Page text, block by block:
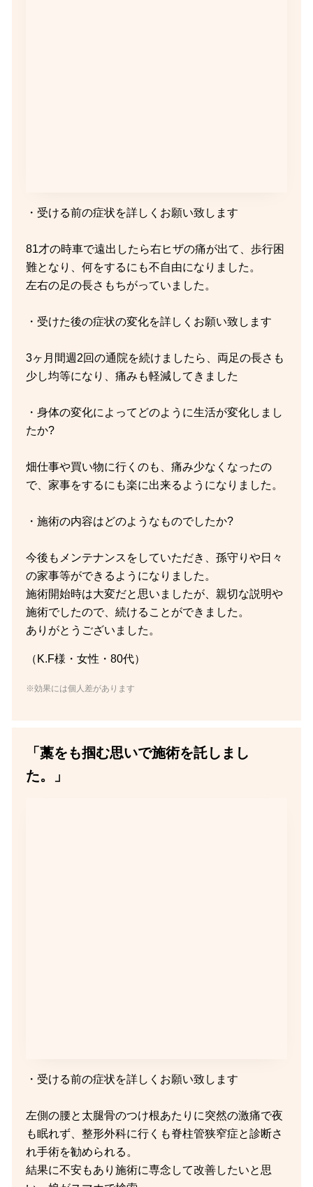
・受ける前の症状を詳しくお願い致します
81才の時車で遠出したら右ヒザの痛が出て、歩行困
難となり、何をするにも不自由になりました。
左右の足の長さもちがっていました。
・受けた後の症状の変化を詳しくお願い致します
3ヶ月間週2回の通院を続けましたら、両足の長さも
少し均等になり、痛みも軽減してきました
・身体の変化によってどのように生活が変化しまし
たか?
畑仕事や買い物に行くのも、痛み少なくなったの
で、家事をするにも楽に出来るようになりました。
・施術の内容はどのようなものでしたか?
今後もメンテナンスをしていただき、孫守りや日々
の家事等ができるようになりました。
施術開始時は大変だと思いましたが、親切な説明や
施術でしたので、続けることができました。
ありがとうございました。
（K.F様・女性・80代）
※効果には個人差があります
「藁をも掴む思いで施術を託しまし
た。」
・受ける前の症状を詳しくお願い致します
左側の腰と太腿骨のつけ根あたりに突然の激痛で夜
も眠れず、整形外科に行くも脊柱管狭窄症と診断さ
れ手術を勧められる。
結果に不安もあり施術に専念して改善したいと思